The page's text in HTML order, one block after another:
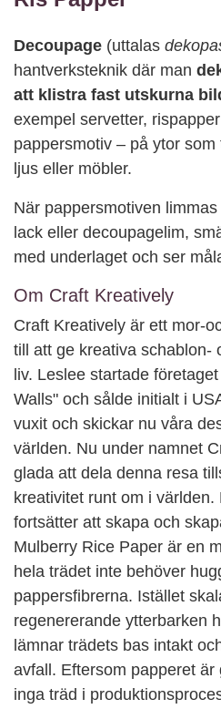
Decoupage (uttalas
hantverksteknik där man
att klistra fast utskurna
exempel servetter,
pappersmotiv – på ytor
ljus eller möbler.
När pappersmotiven
lack eller decoupagelim,
med underlaget och ser
Om Craft Kreatively
Craft Kreatively är ett mor-
till att ge kreativa schablon-
liv. Leslee startade
Walls" och sålde initialt i
vuxit och skickar nu våra
världen. Nu under namnet
glada att dela denna resa
kreativitet runt om i
fortsätter att skapa och
Mulberry Rice Paper är en
hela trädet inte behöver
pappersfibrerna. Istället
regenererande ytterbarken
lämnar trädets bas intakt
avfall. Eftersom papperet
inga träd i